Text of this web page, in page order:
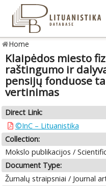
Home
Klaipėdos miesto
raštingumo ir
pensijų fonduose
vertinimas
Direct Link:
©InC – Lituanistika
Collection:
Mokslo publikacijos /
Document Type:
Žurnalų straipsniai / Journal